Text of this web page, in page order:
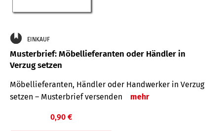
EINKAUF
Musterbrief: Möbellieferanten oder Händler in
Verzug setzen
Möbellieferanten, Händler oder Handwerker in Verzug
setzen – Musterbrief versenden
mehr
0,90 €